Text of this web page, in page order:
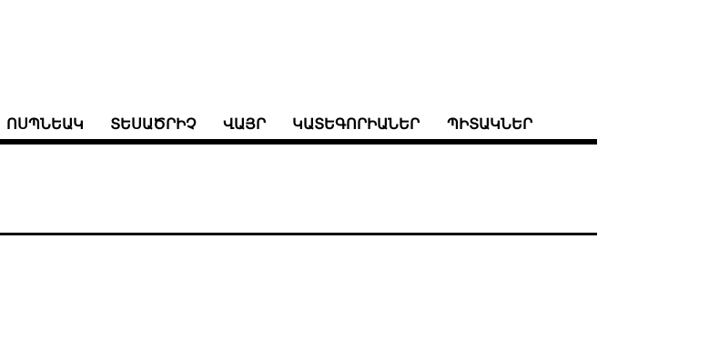
ՈՍՊՆԵԱԿ ՏԵՍԱԾՐԻՉ ՎԱՅՐ ԿԱՏԵԳՈՐԻԱՆԵՐ ՊԻՏԱԿՆԵՐ